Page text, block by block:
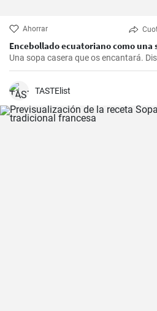
Ahorrar
Encebollado ecuatoriano como una
Una sopa casera que os encantará.
TASTElist